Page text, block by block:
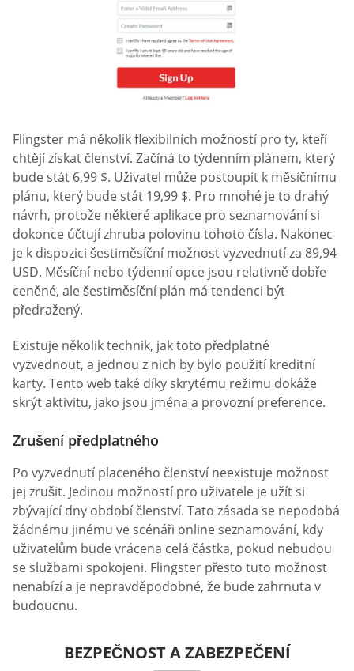
Flingster má několik flexibilních možností pro ty, kteří
chtějí získat členství. Začíná to týdenním plánem, který
bude stát 6,99 $. Uživatel může postoupit k měsíčnímu
plánu, který bude stát 19,99 $. Pro mnohé je to drahý
návrh, protože některé aplikace pro seznamování si
dokonce účtují zhruba polovinu tohoto čísla. Nakonec
je k dispozici šestiměsíční možnost vyzvednutí za 89,94
USD. Měsíční nebo týdenní opce jsou relativně dobře
ceněné, ale šestiměsíční plán má tendenci být
předražený.
Existuje několik technik, jak toto předplatné
vyzvednout, a jednou z nich by bylo použití kreditní
karty. Tento web také díky skrytému režimu dokáže
skrýt aktivitu, jako jsou jména a provozní preference.
Zrušení předplatného
Po vyzvednutí placeného členství neexistuje možnost
jej zrušit. Jedinou možností pro uživatele je užít si
zbývající dny období členství. Tato zásada se nepodobá
žádnému jinému ve scénáři online seznamování, kdy
uživatelům bude vrácena celá částka, pokud nebudou
se službami spokojeni. Flingster přesto tuto možnost
nenabízí a je nepravděpodobné, že bude zahrnuta v
budoucnu.
BEZPEČNOST A ZABEZPEČENÍ